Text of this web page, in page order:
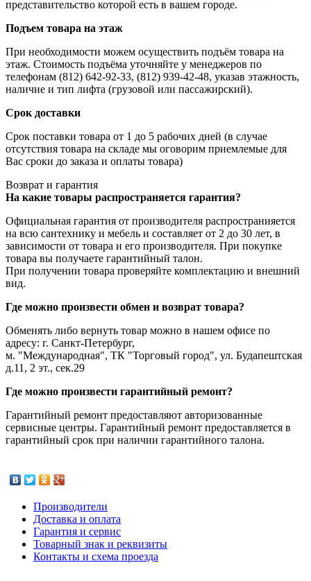
представительство которой есть в вашем городе.
Подъем товара на этаж
При необходимости можем осуществить подъём товара на
этаж. Стоимость подъёма уточняйте у менеджеров по
телефонам (812) 642-92-33, (812) 939-42-48, указав этажность,
наличие и тип лифта (грузовой или пассажирский).
Срок доставки
Срок поставки товара от 1 до 5 рабочих дней (в случае
отсутствия товара на складе мы оговорим приемлемые для
Вас сроки до заказа и оплаты товара)
Возврат и гарантия
На какие товары распространяется гарантия?
Официальная гарантия от производителя распространияется
на всю сантехнику и мебель и составляет от 2 до 30 лет, в
зависимости от товара и его производителя. При покупке
товара вы получаете гарантийный талон.
При получении товара проверяйте комплектацию и внешний
вид.
Где можно произвести обмен и возврат товара?
Обменять либо вернуть товар можно в нашем офисе по
адресу: г. Санкт-Петербург,
м. "Международная", ТК "Торговый город", ул. Будапештская
д.11, 2 эт., сек.29
Где можно произвести гарантийный ремонт?
Гарантийный ремонт предоставляют авторизованные
сервисные центры. Гарантийный ремонт предоставляется в
гарантийный срок при наличии гарантийного талона.
Производители
Доставка и оплата
Гарантия и сервис
Товарный знак и реквизиты
Контакты и схема проезда